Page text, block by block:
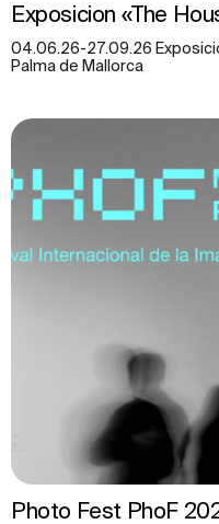
Exposicion «The
04.06.26-27.09.26
Palma de Mallorca
Photo Fest PhoF